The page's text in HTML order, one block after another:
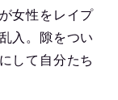
女性をレイプ
入。隙をつい
して自分たち